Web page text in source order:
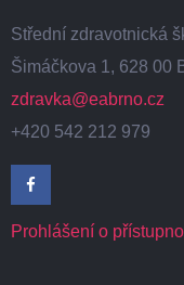
Střední zdravotnická
Šimáčkova 1, 628 00
zdravka@eabrno.cz
+420 542 212 979
Prohlášení o